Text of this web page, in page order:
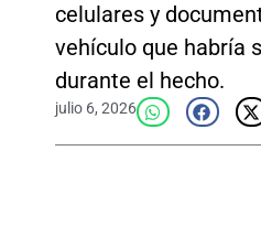
celulares y
vehículo que habría
durante el hecho.
julio 6, 2026